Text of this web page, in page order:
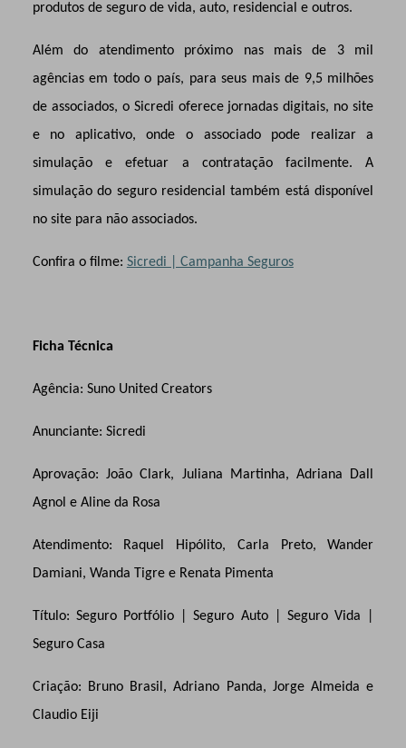
produtos de seguro de vida, auto, residencial e outros.
Além do atendimento próximo nas mais de 3 mil
agências em todo o país, para seus mais de 9,5 milhões
de associados, o Sicredi oferece jornadas digitais, no site
e no aplicativo, onde o associado pode realizar a
simulação e efetuar a contratação facilmente. A
simulação do seguro residencial também está disponível
no site para não associados.
Confira o filme: Sicredi | Campanha Seguros
Ficha Técnica
Agência: Suno United Creators
Anunciante: Sicredi
Aprovação: João Clark, Juliana Martinha, Adriana Dall
Agnol e Aline da Rosa
Atendimento: Raquel Hipólito, Carla Preto, Wander
Damiani, Wanda Tigre e Renata Pimenta
Título: Seguro Portfólio | Seguro Auto | Seguro Vida |
Seguro Casa
Criação: Bruno Brasil, Adriano Panda, Jorge Almeida e
Claudio Eiji